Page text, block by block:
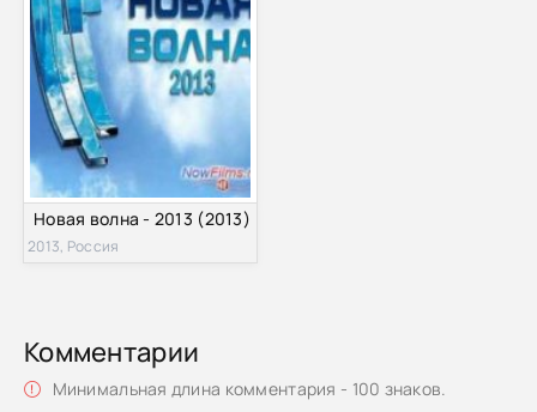
Новая волна - 2013 (2013)
2013, Россия
Комментарии
Минимальная длина комментария - 100 знаков.